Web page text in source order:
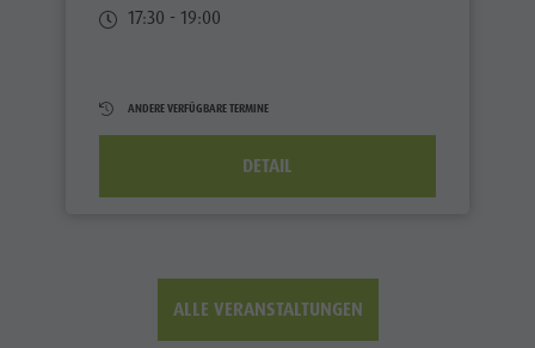
17:30 - 19:00
ANDERE VERFÜGBARE TERMINE
DETAIL
ALLE VERANSTALTUNGEN